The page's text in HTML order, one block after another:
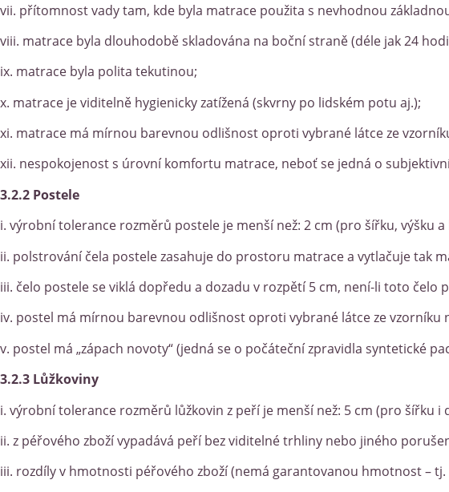
vii. přítomnost vady tam, kde byla matrace použita s nevhodnou
viii. matrace byla dlouhodobě skladována na boční straně (déle jak 24
ix. matrace byla polita tekutinou;
x. matrace je viditelně hygienicky zatížená (skvrny po lidském potu aj.);
xi. matrace má mírnou barevnou odlišnost oproti vybrané látce ze
xii. nespokojenost s úrovní komfortu matrace, neboť se jedná o
3.2.2 Postele
i. výrobní tolerance rozměrů postele je menší než: 2 cm (pro šířku, výšku
ii. polstrování čela postele zasahuje do prostoru matrace a vytlačuje tak
iii. čelo postele se viklá dopředu a dozadu v rozpětí 5 cm, není-li toto čelo
iv. postel má mírnou barevnou odlišnost oproti vybrané látce ze vzorníku
v. postel má „zápach novoty“ (jedná se o počáteční zpravidla syntetické
3.2.3 Lůžkoviny
i. výrobní tolerance rozměrů lůžkovin z peří je menší než: 5 cm (pro šířku i
ii. z péřového zboží vypadává peří bez viditelné trhliny nebo jiného
iii. rozdíly v hmotnosti péřového zboží (nemá garantovanou hmotnost – tj.